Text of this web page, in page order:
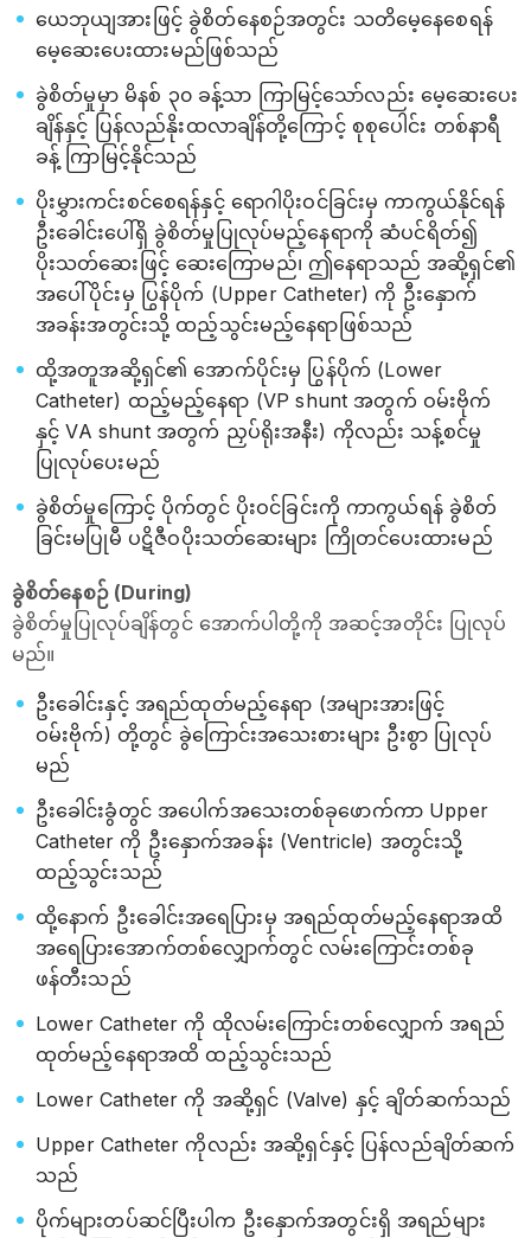
ယေဘုယျအားဖြင့် ခွဲစိတ်နေစဉ်အတွင်း သတိမေ့နေစေရန်
မေ့ဆေးပေးထားမည်ဖြစ်သည်
ခွဲစိတ်မှုမှာ မိနစ် ၃၀ ခန့်သာ ကြာမြင့်သော်လည်း မေ့ဆေးပေး
ချိန်နှင့် ပြန်လည်နိုးထလာချိန်တို့ကြောင့် စုစုပေါင်း တစ်နာရီ
ခန့် ကြာမြင့်နိုင်သည်
ပိုးမွှားကင်းစင်စေရန်နှင့် ရောဂါပိုးဝင်ခြင်းမှ ကာကွယ်နိုင်ရန်
ဦးခေါင်းပေါ်ရှိ ခွဲစိတ်မှုပြုလုပ်မည့်နေရာကို ဆံပင်ရိတ်၍
ပိုးသတ်ဆေးဖြင့် ဆေးကြောမည်၊ ဤနေရာသည် အဆို့ရှင်၏
အပေါ်ပိုင်းမှ ပြွန်ပိုက် (Upper Catheter) ကို ဦးနှောက်
အခန်းအတွင်းသို့ ထည့်သွင်းမည့်နေရာဖြစ်သည်
ထို့အတူအဆို့ရှင်၏ အောက်ပိုင်းမှ ပြွန်ပိုက် (Lower
Catheter) ထည့်မည့်နေရာ (VP shunt အတွက် ဝမ်းဗိုက်
နှင့် VA shunt အတွက် ညှပ်ရိုးအနီး) ကိုလည်း သန့်စင်မှု
ပြုလုပ်ပေးမည်
ခွဲစိတ်မှုကြောင့် ပိုက်တွင် ပိုးဝင်ခြင်းကို ကာကွယ်ရန် ခွဲစိတ်
ခြင်းမပြုမီ ပဋိဇီဝပိုးသတ်ဆေးများ ကြိုတင်ပေးထားမည်
ခွဲစိတ်နေစဉ် (During)
ခွဲစိတ်မှုပြုလုပ်ချိန်တွင် အောက်ပါတို့ကို အဆင့်အတိုင်း ပြုလုပ်
မည်။
ဦးခေါင်းနှင့် အရည်ထုတ်မည့်နေရာ (အများအားဖြင့်
ဝမ်းဗိုက်) တို့တွင် ခွဲကြောင်းအသေးစားများ ဦးစွာ ပြုလုပ်
မည်
ဦးခေါင်းခွံတွင် အပေါက်အသေးတစ်ခုဖောက်ကာ Upper
Catheter ကို ဦးနှောက်အခန်း (Ventricle) အတွင်းသို့
ထည့်သွင်းသည်
ထို့နောက် ဦးခေါင်းအရေပြားမှ အရည်ထုတ်မည့်နေရာအထိ
အရေပြားအောက်တစ်လျှောက်တွင် လမ်းကြောင်းတစ်ခု
ဖန်တီးသည်
Lower Catheter ကို ထိုလမ်းကြောင်းတစ်လျှောက် အရည်
ထုတ်မည့်နေရာအထိ ထည့်သွင်းသည်
Lower Catheter ကို အဆို့ရှင် (Valve) နှင့် ချိတ်ဆက်သည်
Upper Catheter ကိုလည်း အဆို့ရှင်နှင့် ပြန်လည်ချိတ်ဆက်
သည်
ပိုက်များတပ်ဆင်ပြီးပါက ဦးနှောက်အတွင်းရှိ အရည်များ